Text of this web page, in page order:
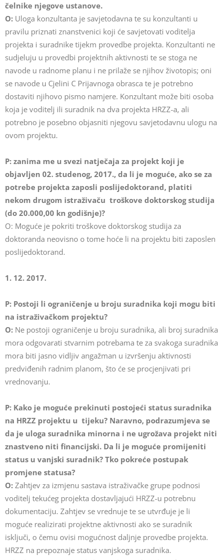
čelnike njegove ustanove.
O: Uloga konzultanta je savjetodavna te su konzultanti u
pravilu priznati znanstvenici koji će savjetovati voditelja
projekta i suradnike tijekm provedbe projekta. Konzultanti ne
sudjeluju u provedbi projektnih aktivnosti te se stoga ne
navode u radnome planu i ne prilaže se njihov životopis; oni
se navode u Cjelini C Prijavnoga obrasca te je potrebno
dostaviti njihovo pismo namjere. Konzultant može biti osoba
koja je voditelj ili suradnik na dva projekta HRZZ-a, ali
potrebno je posebno objasniti njegovu savjetodavnu ulogu na
ovom projektu.
P: zanima me u svezi natječaja za projekt koji je
objavljen 02. studenog, 2017., da li je moguće, ako se za
potrebe projekta zaposli poslijedoktorand, platiti
nekom drugom istraživaču troškove doktorskog studija
(do 20.000,00 kn godišnje)?
O: Moguće je pokriti troškove doktorskog studija za
doktoranda neovisno o tome hoće li na projektu biti zaposlen
poslijedoktorand.
1. 12. 2017.
P: Postoji li ograničenje u broju suradnika koji mogu biti
na istraživačkom projektu?
O: Ne postoji ograničenje u broju suradnika, ali broj suradnika
mora odgovarati stvarnim potrebama te za svakoga suradnika
mora biti jasno vidljiv angažman u izvršenju aktivnosti
predviđenih radnim planom, što će se procjenjivati pri
vrednovanju.
P: Kako je moguće prekinuti postojeći status suradnika
na HRZZ projektu u tijeku? Naravno, podrazumjeva se
da je uloga suradnika minorna i ne ugrožava projekt niti
znastveno niti financijski. Da li je moguće promijeniti
status u vanjski suradnik? Tko pokreće postupak
promjene statusa?
O: Zahtjev za izmjenu sastava istraživačke grupe podnosi
voditelj tekućeg projekta dostavljajući HRZZ-u potrebnu
dokumentaciju. Zahtjev se vrednuje te se utvrđuje je li
moguće realizirati projektne aktivnosti ako se suradnik
isključi, o čemu ovisi mogućnost daljnje provedbe projekta.
HRZZ na prepoznaje status vanjskoga suradnika.